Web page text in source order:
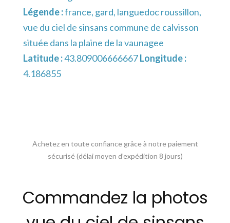
Légende :france, gard, languedoc roussillon,
vue du ciel de sinsans commune de calvisson
située dans la plaine de la vaunagee
Latitude :43.809006666667Longitude :
4.186855
Achetez en toute confiance grâce à notre paiement
sécurisé (délai moyen d’expédition 8 jours)
Commandez la photos